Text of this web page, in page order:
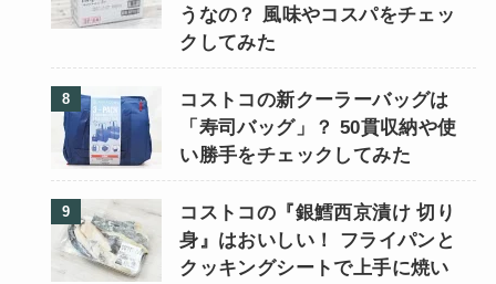
うなの？ 風味やコスパをチェッ
クしてみた
コストコの新クーラーバッグは
「寿司バッグ」？ 50貫収納や使
い勝手をチェックしてみた
コストコの『銀鱈西京漬け 切り
身』はおいしい！ フライパンと
クッキングシートで上手に焼い